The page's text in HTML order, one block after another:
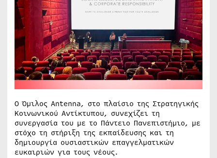
Ο Όμιλος Antenna, στο πλαίσιο της Στρατηγικής
Κοινωνικού Αντίκτυπου, συνεχίζει τη
συνεργασία του με το Πάντειο Πανεπιστήμιο, με
στόχο τη στήριξη της εκπαίδευσης και τη
δημιουργία ουσιαστικών επαγγελματικών
ευκαιριών για τους νέους.